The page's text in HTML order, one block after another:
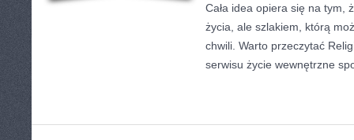
Cała idea opiera się na tym,
życia, ale szlakiem, którą
chwili. Warto przeczytać
serwisu życie wewnętrzne